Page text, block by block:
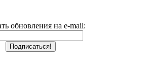
обновления на e-mail: